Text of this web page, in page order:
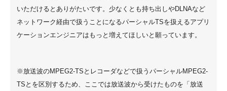
いただけるとありがたいです。少なくとも持ち出しやDLNAなど
ネットワーク経由で扱うことになるパーシャルTSを扱えるアプリ
ケーションエンジニアはもっと増えてほしいと願っています。
※放送波のMPEG2-TSとレコーダなどで扱うパーシャルMPEG2-
TSとを区別するため、ここでは放送波から受けたものを「放送